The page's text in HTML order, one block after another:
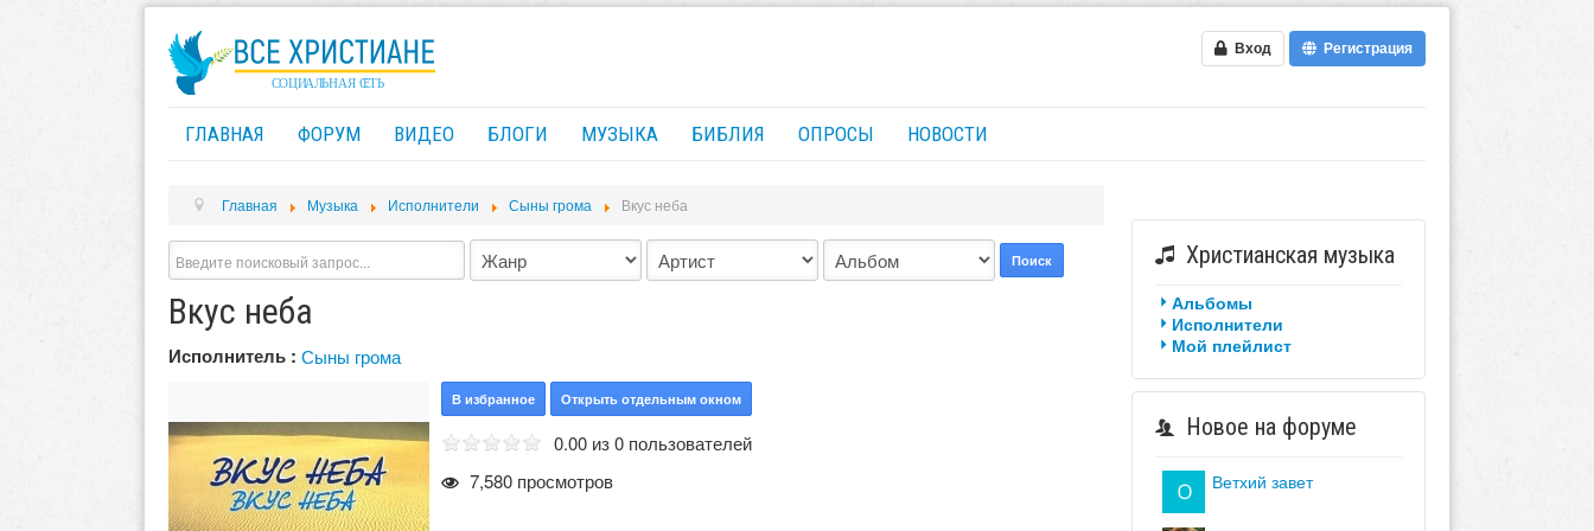
Вход Регистрация
ГЛАВНАЯ ФОРУМ ВИДЕО БЛОГИ МУЗЫКА БИБЛИЯ ОПРОСЫ НОВОСТИ
Главная Музыка Исполнители Сыны грома Вкус неба
Поиск
Вкус неба
Исполнитель : Сыны грома
В избранное Открыть отдельным окном
0.00 из 0 пользователей
7,580 просмотров
Христианская музыка
Альбомы
Исполнители
Мой плейлист
Новое на форуме
ветхий завет